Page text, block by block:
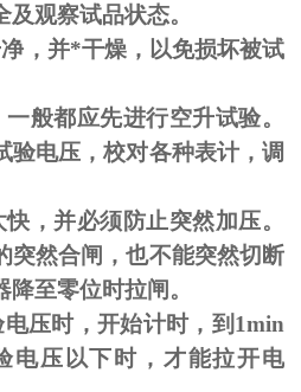
观察试品状态。
，并*干燥，以免损坏被试
般都应先进行空升试验。
验电压，校对各种表计，调
，并必须防止突然加压。
突然合闸，也不能突然切断
至零位时拉闸。
压时，开始计时，到 1min
电压以下时，才能拉开电